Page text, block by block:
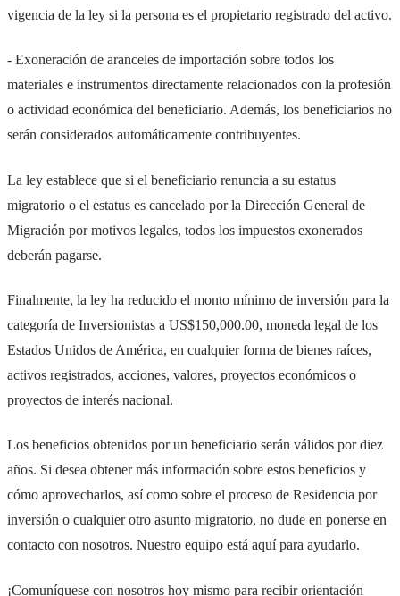
vigencia de la ley si la persona es el propietario registrado del activo.
- Exoneración de aranceles de importación sobre todos los
materiales e instrumentos directamente relacionados con la profesión
o actividad económica del beneficiario. Además, los beneficiarios no
serán considerados automáticamente contribuyentes.
La ley establece que si el beneficiario renuncia a su estatus
migratorio o el estatus es cancelado por la Dirección General de
Migración por motivos legales, todos los impuestos exonerados
deberán pagarse.
Finalmente, la ley ha reducido el monto mínimo de inversión para la
categoría de Inversionistas a US$150,000.00, moneda legal de los
Estados Unidos de América, en cualquier forma de bienes raíces,
activos registrados, acciones, valores, proyectos económicos o
proyectos de interés nacional.
Los beneficios obtenidos por un beneficiario serán válidos por diez
años. Si desea obtener más información sobre estos beneficios y
cómo aprovecharlos, así como sobre el proceso de Residencia por
inversión o cualquier otro asunto migratorio, no dude en ponerse en
contacto con nosotros. Nuestro equipo está aquí para ayudarlo.
¡Comuníquese con nosotros hoy mismo para recibir orientación